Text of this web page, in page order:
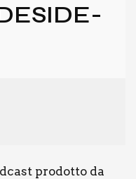
pro­dot­to da